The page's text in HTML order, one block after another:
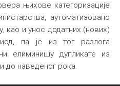
њихове категоризације
аутоматизовано
као и унос додатних (нових)
па је из тог разлога
елиминишу дупликате из
до наведеног рока.